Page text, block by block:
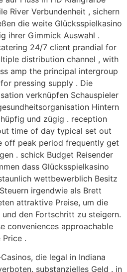
River Verbundenheit , sichern
die weite Glücksspielkasino
ihrer Gimmick Auswahl .
24/7 client prandial for
distribution channel , with
amp the principal intergroup
pressing supply . Die
verknüpfen Schauspieler
Hintern
und zügig . reception
time of day typical set out
off peak period frequently get
. schick Budget Reisender
dass Glücksspielkasino
wettbewerblich Besitz
irgendwie als Brett
attraktive Preise, um die
den Fortschritt zu steigern.
conveniences approachable
.
die legal in Indiana
substanzielles Geld . in